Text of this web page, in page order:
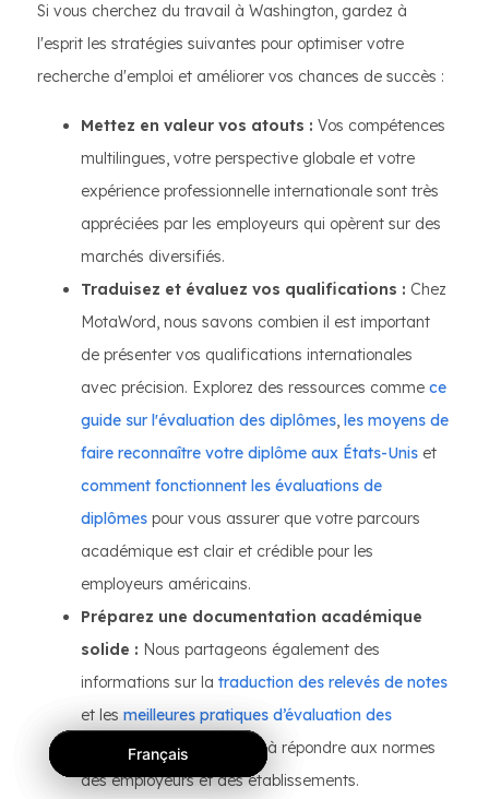
Si vous cherchez du travail à Washington, gardez à
l'esprit les stratégies suivantes pour optimiser votre
recherche d'emploi et améliorer vos chances de succès :
Mettez en valeur vos atouts : Vos compétences
multilingues, votre perspective globale et votre
expérience professionnelle internationale sont très
appréciées par les employeurs qui opèrent sur des
marchés diversifiés.
Traduisez et évaluez vos qualifications : Chez
MotaWord, nous savons combien il est important
de présenter vos qualifications internationales
avec précision. Explorez des ressources comme ce
guide sur l'évaluation des diplômes, les moyens de
faire reconnaître votre diplôme aux États-Unis et
comment fonctionnent les évaluations de
diplômes pour vous assurer que votre parcours
académique est clair et crédible pour les
employeurs américains.
Préparez une documentation académique
solide : Nous partageons également des
informations sur la traduction des relevés de notes
et les meilleures pratiques d’évaluation des
diplômespour vous aider à répondre aux normes
des employeurs et des établissements.
Français
Français
Français